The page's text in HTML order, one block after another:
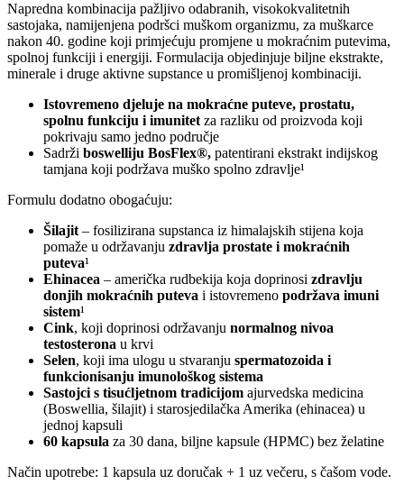
Napredna kombinacija pažljivo odabranih, visokokvalitetnih
sastojaka, namijenjena podršci muškom organizmu, za muškarce
nakon 40. godine koji primjećuju promjene u mokraćnim putevima,
spolnoj funkciji i energiji. Formulacija objedinjuje biljne ekstrakte,
minerale i druge aktivne supstance u promišljenoj kombinaciji.
Istovremeno djeluje na mokraćne puteve, prostatu,
spolnu funkciju i imunitet za razliku od proizvoda koji
pokrivaju samo jedno područje
Sadrži boswelliju BosFlex®, patentirani ekstrakt indijskog
tamjana koji podržava muško spolno zdravlje¹
Formulu dodatno obogaćuju:
Šilajit – fosilizirana supstanca iz himalajskih stijena koja
pomaže u održavanju zdravlja prostate i mokraćnih
puteva¹
Ehinacea – američka rudbekija koja doprinosi zdravlju
donjih mokraćnih puteva i istovremeno podržava imuni
sistem¹
Cink, koji doprinosi održavanju normalnog nivoa
testosterona u krvi
Selen, koji ima ulogu u stvaranju spermatozoida i
funkcionisanju imunološkog sistema
Sastojci s tisućljetnom tradicijom ajurvedska medicina
(Boswellia, šilajit) i starosjedilačka Amerika (ehinacea) u
jednoj kapsuli
60 kapsula za 30 dana, biljne kapsule (HPMC) bez želatine
Način upotrebe: 1 kapsula uz doručak + 1 uz večeru, s čašom vode.